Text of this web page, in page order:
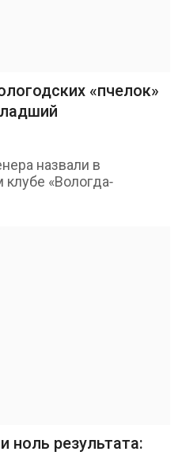
«пчелок»
назвали в
«Вологда-
ноль результата: